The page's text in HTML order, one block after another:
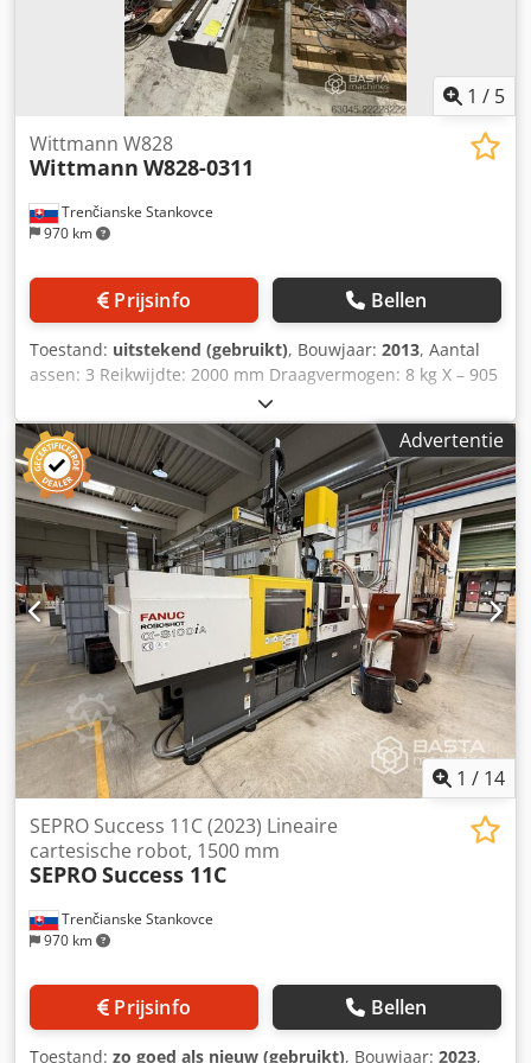
1 / 5
Trenčianske Stankovce
970 km
Wittmann W828
Wittmann W828-0311
Prijsinfo Bellen
Toestand: uitstekend (gebruikt), Bouwjaar: 2013, Aantal
assen: 3 Reikwijdte: 2000 mm Draagvermogen: 8 kg X – 905
mm Y: 1200 mm Dodpfx Acozhni To Uskr Z: 2000 mm met
console Model: Wittmann W828-311 Besturing: CNC 8.2
Hoofdspecificaties 1. Aantal assen: 4 (X, Y, Z +
pneumatische C-as) 2. Z-slag: 2000 mm 3. Y-slag: 1200 mm
4. X-verplaatsing: 905 mm 5. C-as: 0–90°, 15 Nm,
pneumatisch 6. B-as: Servo 7. A-as: Niet geïnstalleerd
Uitrusting 1. Euromap-standaard montagebeugel (500 mm
hoogte) 2. 4 vacuümcircuits 3. Venturi vacuümgenerator
met uitblaasfunctie 4. 2 extra ventielen voor
matrijsontluchting 5. Y-as snelkoppeling volgens LEGO-
specificatie 6. VDMA E12-interface (LEGO-specificatie) 7.
Transportbandsynchronisatie (bandcyclus) 8. Digitale I/O
nr. 1 en nr. 3 9. Bedieningsinterface in het Deens 10.
Gebruikershandleiding in het Deens
Advertentie
1 / 14
Trenčianske Stankovce
970 km
SEPRO Success 11C (2023) Lineaire
cartesische robot, 1500 mm
SEPROSuccess 11C
Prijsinfo Bellen
Toestand: zo goed als nieuw (gebruikt), Bouwjaar: 2023,